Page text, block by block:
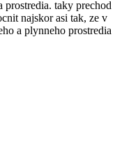
prostredia. taky prechod
najskor asi tak, ze v
a plynneho prostredia